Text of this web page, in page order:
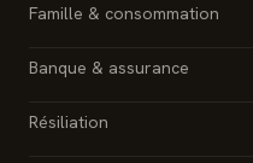
Famille & consommation
Banque & assurance
Résiliation